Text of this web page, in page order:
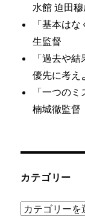
水館 迫田
「基本は
生監督
「過去や
優先に考え
「一つの
楠城徹監督
カテゴリー
カ